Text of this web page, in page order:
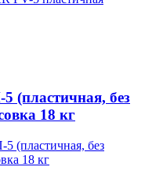
(пластичная, без
18 кг